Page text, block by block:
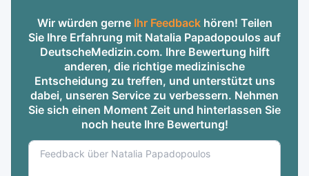
Wir würden gerne Ihr Feedbackhören! Teilen
Sie Ihre Erfahrung mit Natalia Papadopoulos auf
DeutscheMedizin.com. Ihre Bewertung hilft
anderen, die richtige medizinische
Entscheidung zu treffen, und unterstützt uns
dabei, unseren Service zu verbessern. Nehmen
Sie sich einen Moment Zeit und hinterlassen Sie
noch heute Ihre Bewertung!